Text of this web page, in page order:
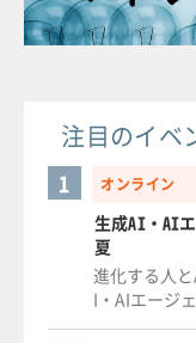
注目のイベ
オンライン
1
生成AI・AI
夏
進化する人
I・AIエージ